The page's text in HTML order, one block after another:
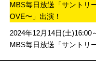
MBS毎日放送「サントリ
OVE〜」出演！
2024年12月14日(土)16:00
MBS毎日放送「サントリ